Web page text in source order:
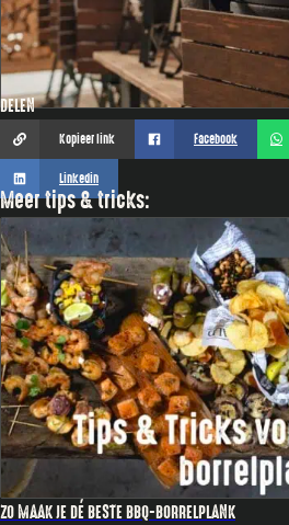
DELEN
Kopieer link Facebook
Linkedin
Meer tips & tricks:
ZO MAAK JE DÉ BESTE BBQ-BORRELPLANK